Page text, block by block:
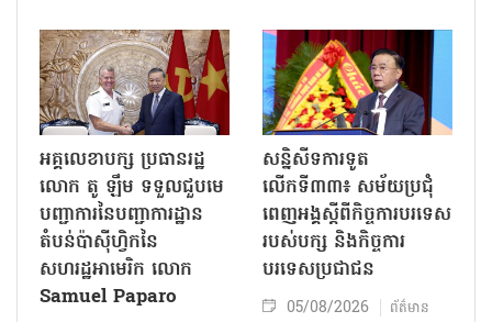
អគ្គលេខាបក្ស ប្រធានរដ្ឋ
លោក តូ ឡឹម ទទួលជួបមេ
បញ្ជាការនៃបញ្ជាការដ្ឋាន
តំបន់ប៉ាស៊ីហ្វិកនៃ
សហរដ្ឋអាមេរិក លោក
Samuel Paparo
សន្និសីទការទូត
លើកទី៣៣៖ សម័យប្រជុំ
ពេញអង្គស្តីពីកិច្ច​ការបរទេស
របស់​បក្ស និងកិច្ច​ការ
បរទេសប្រជាជន
05/08/2026 ព័ត៌មាន